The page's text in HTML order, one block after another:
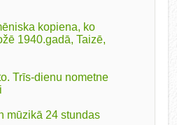
kopiena, ko
1940.gadā, Taizē,
Trīs-dienu nometne
mūzikā 24 stundas